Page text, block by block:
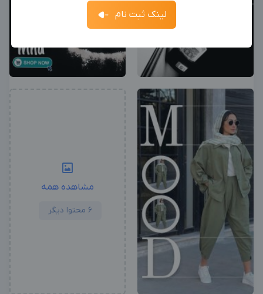
مشاهده همه
6 محتوا دیگر
آگهی استخدام ادمین
جدیدترین آگهی‌های استخدامی را ببینید
بزرگترین پیج ادمینی بزرگترین کانال ادمینی
لینک ثبت نام